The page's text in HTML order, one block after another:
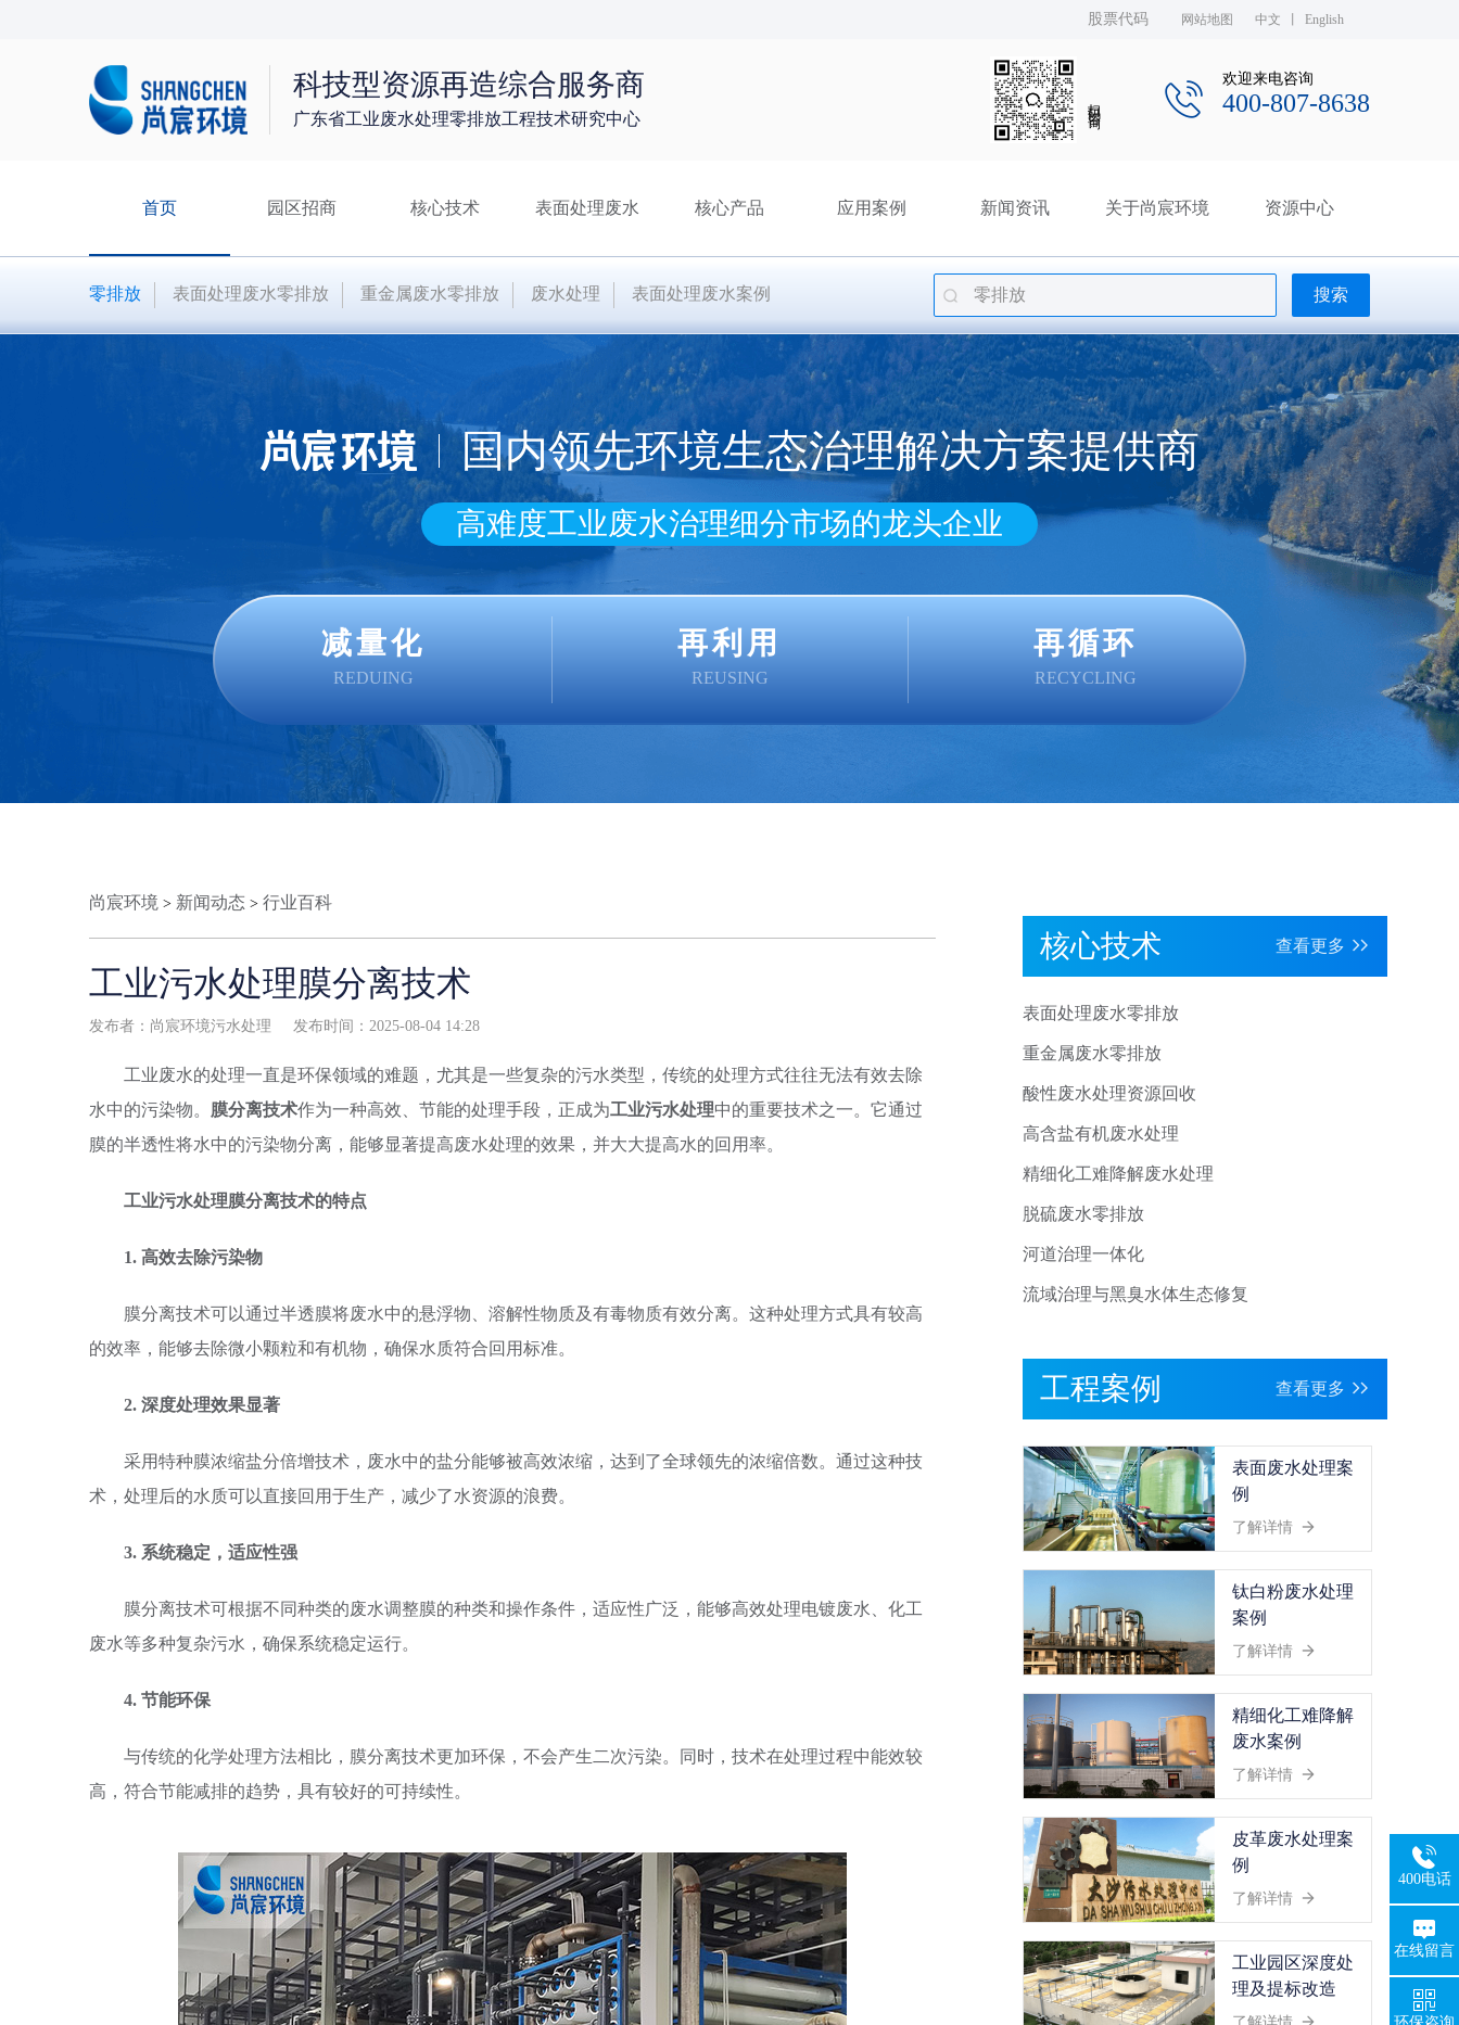
股票代码 网站地图 中文 English
科技型资源再造综合服务商
广东省工业废水处理零排放工程技术研究中心
欢迎来电咨询
400-807-8638
首页 园区招商 核心技术
高含盐有机废水处理
精细化工难降解废水处理
脱硫废水零排放
表面处理废水 核心产品
一体化污泥干化设备
一体化废酸再生设备
一体化废碱再生设备
应用案例
制革废水处理案例
工业园区深度处理及提标改造
一体化污水处理案例
新闻资讯 关于尚宸环境 资源中心
零排放 表面处理废水零排放 重金属废水零排放 废水处理 表面处理废水案例
国内领先环境生态治理解决方案提供商
高难度工业废水治理细分市场的龙头企业
减量化
REDUING
再利用
REUSING
再循环
RECYCLING
尚宸环境 > 新闻动态 > 行业百科
工业污水处理膜分离技术
发布者：尚宸环境污水处理 发布时间：2025-08-04 14:28
工业废水的处理一直是环保领域的难题，尤其是一些复杂的污水类型，传统的处理方式往往无法有效去除
水中的污染物。 膜分离技术作为一种高效、节能的处理手段，正成为工业污水处理中的重要技术之一。它通过
膜的半透性将水中的污染物分离，能够显著提高废水处理的效果，并大大提高水的回用率。
工业污水处理膜分离技术的特点
1. 高效去除污染物
膜分离技术可以通过半透膜将废水中的悬浮物、溶解性物质及有毒物质有效分离。这种处理方式具有较高
的效率，能够去除微小颗粒和有机物，确保水质符合回用标准。
2. 深度处理效果显著
采用特种膜浓缩盐分倍增技术，废水中的盐分能够被高效浓缩，达到了全球领先的浓缩倍数。通过这种技
术，处理后的水质可以直接回用于生产，减少了水资源的浪费。
3. 系统稳定，适应性强
膜分离技术可根据不同种类的废水调整膜的种类和操作条件，适应性广泛，能够高效处理电镀废水、化工
废水等多种复杂污水，确保系统稳定运行。
4. 节能环保
与传统的化学处理方法相比，膜分离技术更加环保，不会产生二次污染。同时，技术在处理过程中能效较
高，符合节能减排的趋势，具有较好的可持续性。
核心技术 查看更多
表面处理废水零排放
重金属废水零排放
酸性废水处理资源回收
高含盐有机废水处理
精细化工难降解废水处理
脱硫废水零排放
河道治理一体化
流域治理与黑臭水体生态修复
工程案例 查看更多
表面废水处理案
例
了解详情
钛白粉废水处理
案例
了解详情
精细化工难降解
废水案例
了解详情
皮革废水处理案
例
了解详情
工业园区深度处
理及提标改造
400电话
在线留言